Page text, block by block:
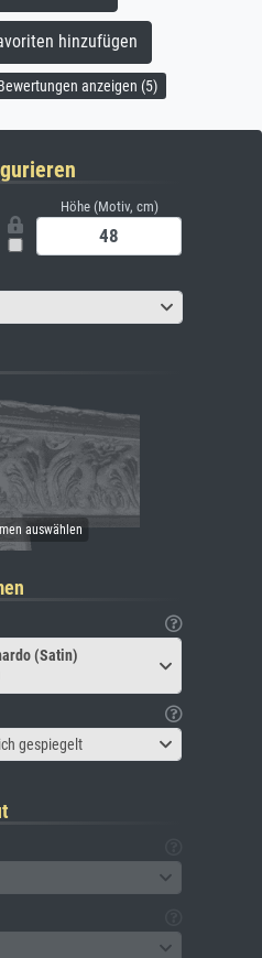
hinzufügen
anzeigen (5)
Höhe (Motiv, cm)
(Satin)
gespiegelt